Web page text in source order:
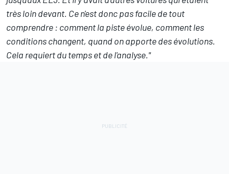
très loin devant. Ce n'est donc pas facile de tout
comprendre : comment la piste évolue, comment les
conditions changent, quand on apporte des évolutions.
Cela requiert du temps et de l'analyse."